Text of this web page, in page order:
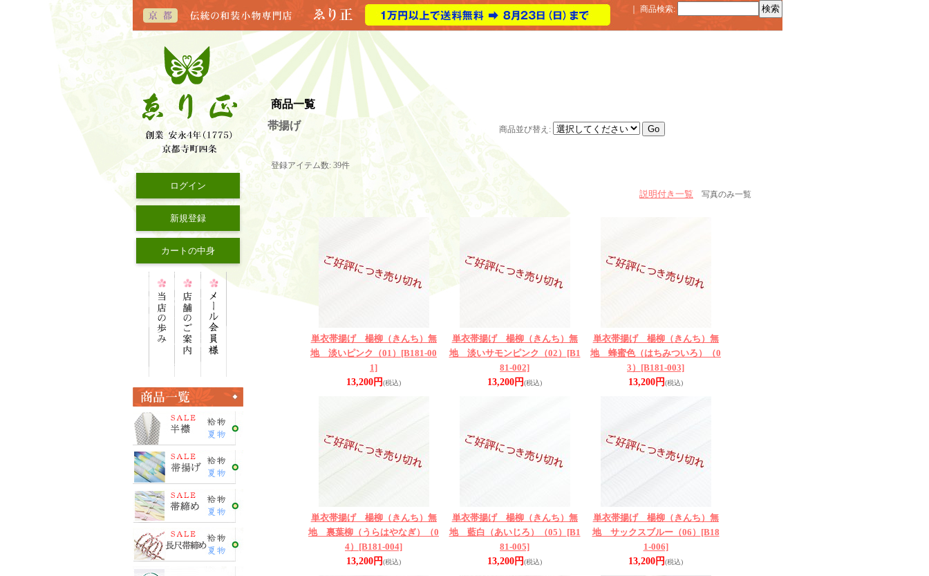
商品検索:
ログイン
新規登録
カートの中身
商品一覧
帯揚げ
商品並び替え :
登録アイテム数: 39件
説明付き一覧 写真のみ一覧
単衣帯揚げ 楊柳（きんち）無
地 淡いピンク（01） [B181-00
1]
13,200円(税込)
単衣帯揚げ 楊柳（きんち）無
地 淡いサモンピンク（02） [B1
81-002]
13,200円(税込)
単衣帯揚げ 楊柳（きんち）無
地 蜂蜜色（はちみついろ）（0
3） [B181-003]
13,200円(税込)
単衣帯揚げ 楊柳（きんち）無
地 裏葉柳（うらはやなぎ）（0
4） [B181-004]
13,200円(税込)
単衣帯揚げ 楊柳（きんち）無
地 藍白（あいじろ）（05） [B1
81-005]
13,200円(税込)
単衣帯揚げ 楊柳（きんち）無
地 サックスブルー（06） [B18
1-006]
13,200円(税込)